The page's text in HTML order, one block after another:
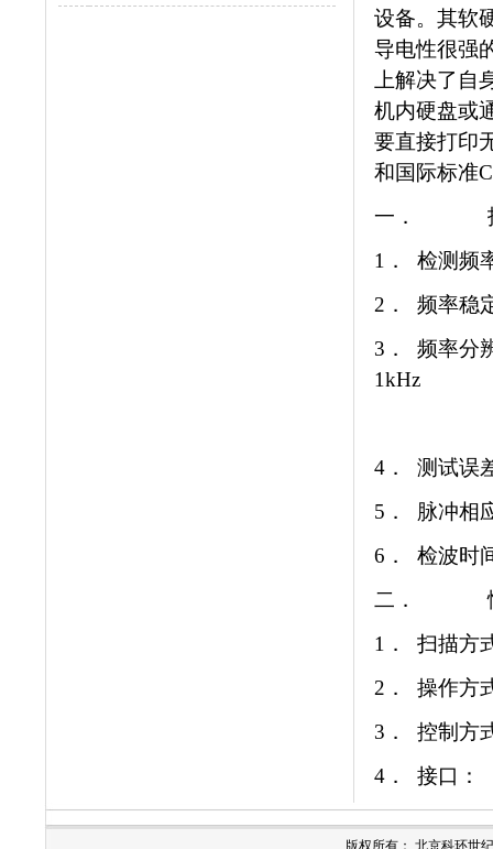
设备。其软
导电性很强
上解决了
机内硬盘或
要直接打印
和国际标准
一． 技
1． 检测频
2． 频率稳
3． 频率分
1kHz
4． 测试误
5． 脉冲相
6． 检波时
二． 性
1． 扫描方
2． 操作方
3． 控制方
4． 接口
版权所有： 北京科环世